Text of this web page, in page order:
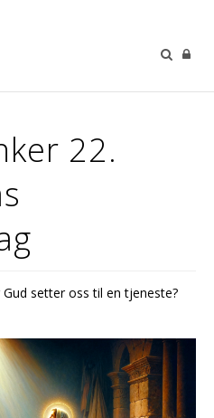
22.
Gud setter oss til en tjeneste?